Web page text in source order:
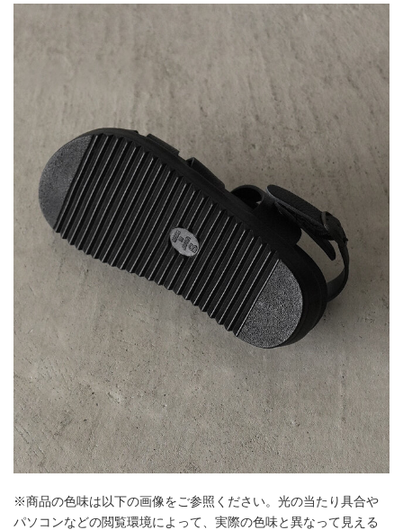
※商品の色味は以下の画像をご参照ください。光の当たり具合や
パソコンなどの閲覧環境によって、実際の色味と異なって見える